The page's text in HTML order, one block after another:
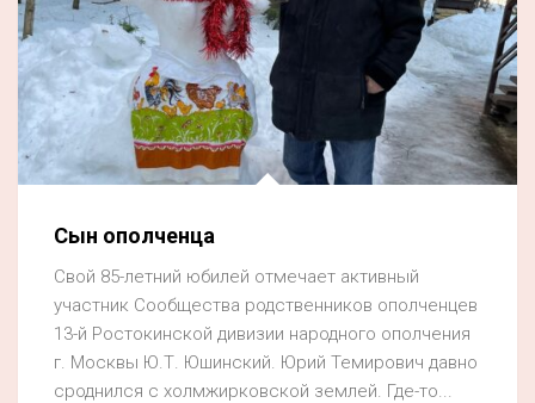
Неожиданный ракурс
Контакты
Люди родного края
Акция
Конкурс
Люди родного края
Национальные проекты
Память
Сын ополченца
Свой 85-летний юбилей отмечает активный
участник Сообщества родственников ополченцев
13-й Ростокинской дивизии народного ополчения
г. Москвы Ю.Т. Юшинский. Юрий Темирович давно
сроднился с холмжирковской землей. Где-то...